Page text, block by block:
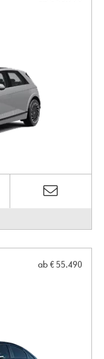
ab € 55.490